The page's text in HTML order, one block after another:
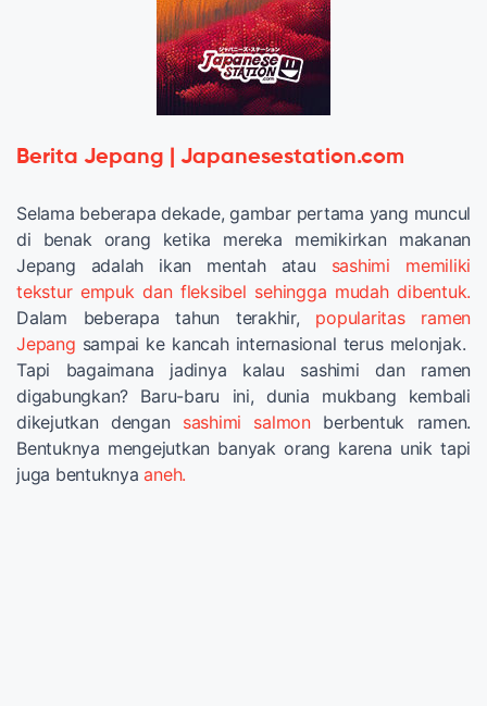
Berita Jepang | Japanesestation.com
Selama beberapa dekade, gambar pertama yang muncul
di benak orang ketika mereka memikirkan makanan
Jepang adalah ikan mentah atau sashimi memiliki
tekstur empuk dan fleksibel sehingga mudah dibentuk.
Dalam beberapa tahun terakhir, popularitas ramen
Jepang sampai ke kancah internasional terus melonjak.
Tapi bagaimana jadinya kalau sashimi dan ramen
digabungkan? Baru-baru ini, dunia mukbang kembali
dikejutkan dengan sashimi salmonberbentuk ramen.
Bentuknya mengejutkan banyak orang karena unik tapi
juga bentuknyaaneh.